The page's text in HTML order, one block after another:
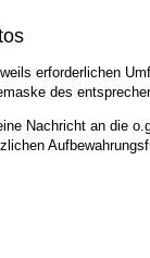
erforderlichen
des
Nachricht an die